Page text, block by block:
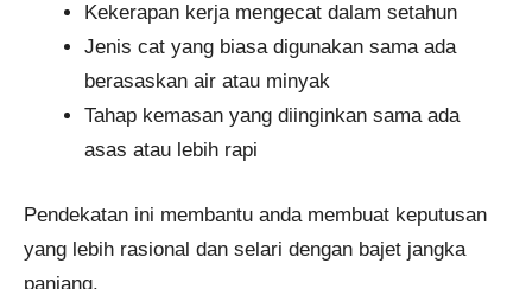
Kekerapan kerja mengecat dalam setahun
Jenis cat yang biasa digunakan sama ada
berasaskan air atau minyak
Tahap kemasan yang diinginkan sama ada
asas atau lebih rapi
Pendekatan ini membantu anda membuat keputusan
yang lebih rasional dan selari dengan bajet jangka
panjang.